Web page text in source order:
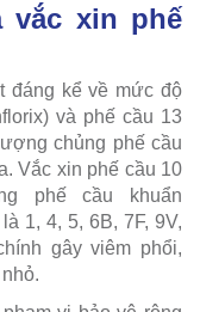
vắc xin phế
đáng kể về mức độ
và phế cầu 13
chủng phế cầu
Vắc xin phế cầu 10
phế cầu khuẩn
1, 4, 5, 6B, 7F, 9V,
gây viêm phổi,